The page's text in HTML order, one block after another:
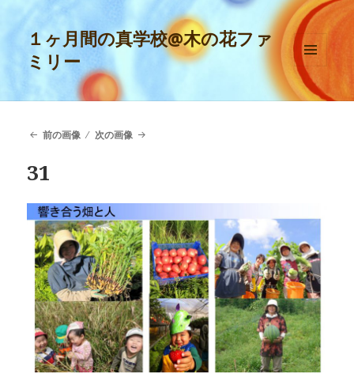
１ヶ月間の真学校@木の花ファ
ミリー
メニュ
ーとウ
ィジェ
前の画像
次の画像
31